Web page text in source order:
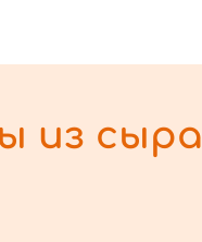
из сыра